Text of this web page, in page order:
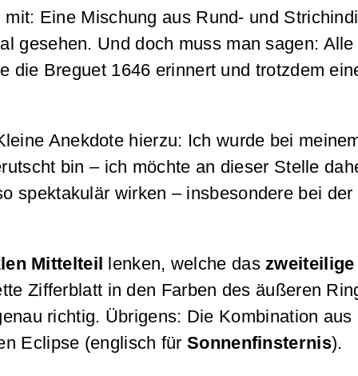
Eine Mischung aus Rund- und
gesehen. Und doch muss man sagen:
die Breguet 1646 erinnert und trotzdem
Anekdote hierzu: Ich wurde bei
bin – ich möchte an dieser Stelle
spektakulär wirken – insbesondere bei der
Mittelteil lenken, welche das
Zifferblatt in den Farben des äußeren
richtig. Übrigens: Die Kombination aus
Eclipse (englisch für Sonnenfinsternis).